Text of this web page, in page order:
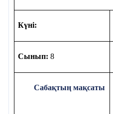
Күні:
Сынып: 8
Сaбaқтың мaқсaты